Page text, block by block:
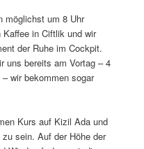
möglichst um 8 Uhr
in Ciftlik und wir
der Ruhe im Cockpit.
uns bereits am Vortag – 4
wir bekommen sogar
Kurs auf Kizil Ada und
sein. Auf der Höhe der